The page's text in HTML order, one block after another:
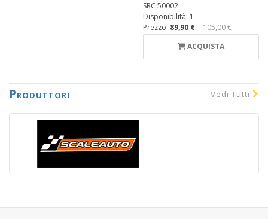
SRC 50002
Disponibilità: 1
Prezzo: 89,90 €
105,00 €
ACQUISTA
Vedi Tutti
Produttori